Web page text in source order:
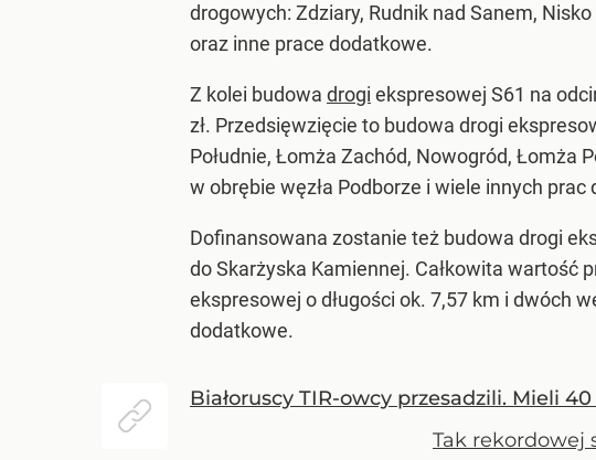
drogowych: Zdziary, Rudnik nad Sanem,
oraz inne prace dodatkowe.
Z kolei budowa drogi ekspresowej S61 na
zł. Przedsięwzięcie to budowa drogi
Południe, Łomża Zachód, Nowogród, Łomża
w obrębie węzła Podborze i wiele innych prac
Dofinansowana zostanie też budowa drogi
do Skarżyska Kamiennej. Całkowita wartość
ekspresowej o długości ok. 7,57 km i dwóch
dodatkowe.
Białoruscy TIR-owcy przesadzili. Mieli
Tak rekordowej